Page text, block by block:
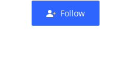
Follow